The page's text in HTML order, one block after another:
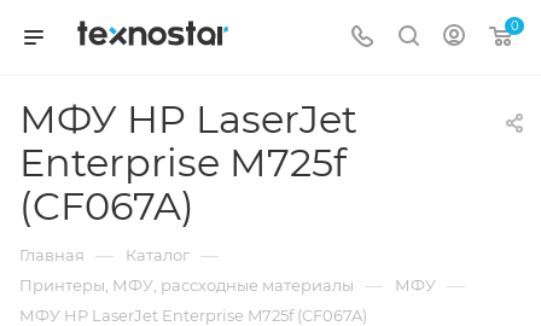
0
МФУ HP LaserJet
Enterprise M725f
(CF067A)
Главная — Каталог —
Принтеры, МФУ, рассходные материалы — МФУ —
МФУ HP LaserJet Enterprise M725f (CF067A)